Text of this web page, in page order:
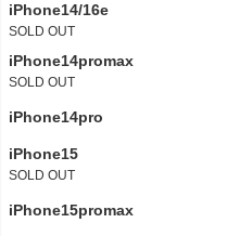
iPhone14/16e
SOLD OUT
iPhone14promax
SOLD OUT
iPhone14pro
iPhone15
SOLD OUT
iPhone15promax